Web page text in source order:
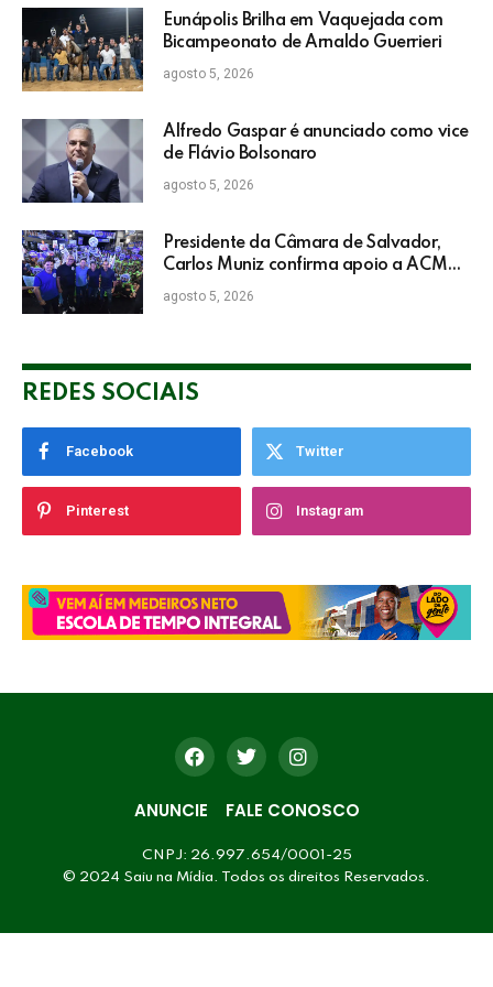
Eunápolis Brilha em Vaquejada com
Bicampeonato de Arnaldo Guerrieri
agosto 5, 2026
Alfredo Gaspar é anunciado como vice
de Flávio Bolsonaro
agosto 5, 2026
Presidente da Câmara de Salvador,
Carlos Muniz confirma apoio a ACM
Neto: “Irei lutar voto a voto na sua
campanha”
agosto 5, 2026
REDES SOCIAIS
Facebook Twitter
Pinterest Instagram
ANUNCIE FALE CONOSCO
CNPJ: 26.997.654/0001-25
© 2024 Saiu na Mídia. Todos os direitos Reservados.